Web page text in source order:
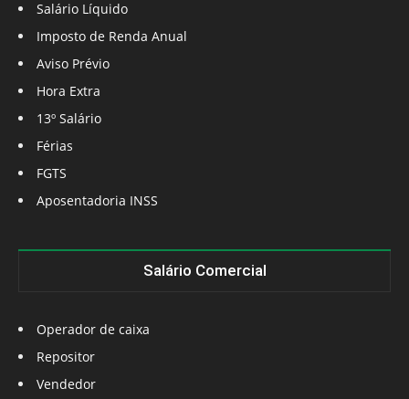
Salário Líquido
Imposto de Renda Anual
Aviso Prévio
Hora Extra
13º Salário
Férias
FGTS
Aposentadoria INSS
Salário Comercial
Operador de caixa
Repositor
Vendedor